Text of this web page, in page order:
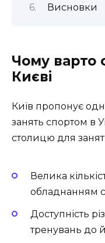
Висновки
Чому варто
Києві
Київ пропонує
занять спортом в
столицю для
Велика
обладнанням
Доступність
тренувань до